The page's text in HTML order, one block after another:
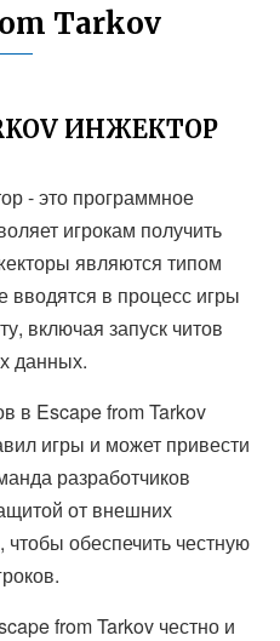
Tarkov
ИНЖЕКТОР
- это программное
игрокам получить
являются типом
в процесс игры
включая запуск читов
данных.
в Escape from Tarkov
игры и может привести
разработчиков
от внешних
обеспечить честную
from Tarkov честно и